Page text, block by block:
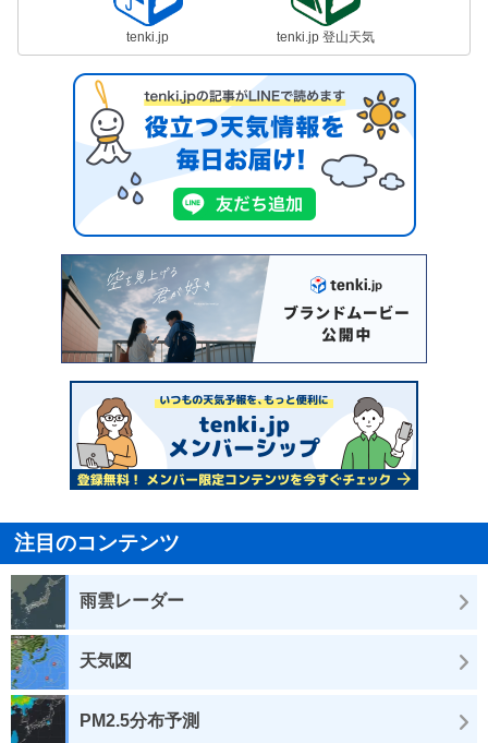
tenki.jp tenki.jp 登山天気
注目のコンテンツ
雨雲レーダー
天気図
PM2.5分布予測